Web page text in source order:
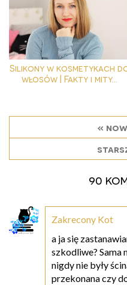
Silikony w kosmetykach
włosów | Fakty i mity...
«
90
Zakrecony Kot
a ja się
szkodliwe? Sama
nigdy nie były
przekonana czy